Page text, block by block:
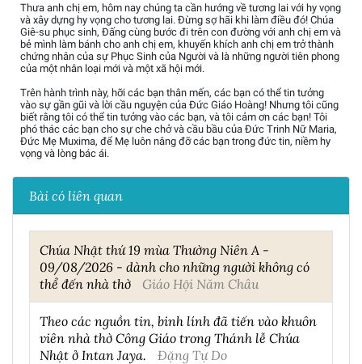
Thưa anh chị em, hôm nay chúng ta cần hướng về tương lai với hy vọng
và xây dựng hy vọng cho tương lai. Đừng sợ hãi khi làm điều đó! Chúa
Giê-su phục sinh, Đấng cùng bước đi trên con đường với anh chị em và
bẻ mình làm bánh cho anh chị em, khuyến khích anh chị em trở thành
chứng nhân của sự Phục Sinh của Người và là những người tiên phong
của một nhân loại mới và một xã hội mới.
Trên hành trình này, hỡi các bạn thân mến, các bạn có thể tin tưởng
vào sự gần gũi và lời cầu nguyện của Đức Giáo Hoàng! Nhưng tôi cũng
biết rằng tôi có thể tin tưởng vào các bạn, và tôi cảm ơn các bạn! Tôi
phó thác các bạn cho sự che chở và cầu bầu của Đức Trinh Nữ Maria,
Đức Mẹ Muxima, để Mẹ luôn nâng đỡ các bạn trong đức tin, niềm hy
vọng và lòng bác ái.
Bài có liên quan
Chúa Nhật thứ 19 mùa Thường Niên A -
09/08/2026 - dành cho những người không có
thể đến nhà thờ
Giáo Hội Năm Châu
Theo các nguồn tin, binh lính đã tiến vào khuôn
viên nhà thờ Công Giáo trong Thánh lễ Chúa
Nhật ở Intan Jaya.
Đặng Tự Do